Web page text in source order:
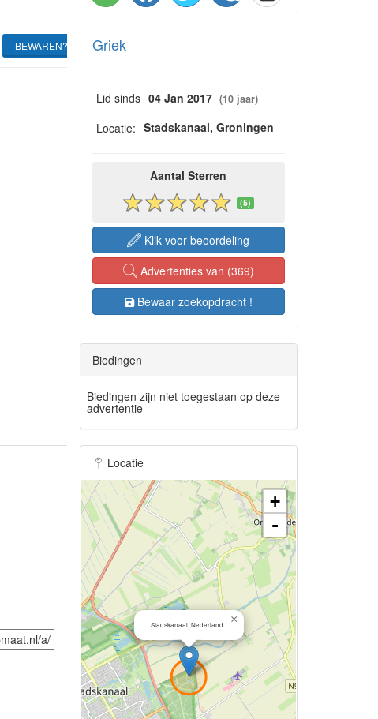
BEWAREN? Griek
Lid sinds 04 Jan 2017 (10 jaar)
Locatie: Stadskanaal, Groningen
Aantal Sterren
(5)
Klik voor beoordeling
Advertenties van (369)
Bewaar zoekopdracht !
Biedingen
Biedingen zijn niet toegestaan op deze
advertentie
Locatie
Stadskanaal, Nederland ×
+
-